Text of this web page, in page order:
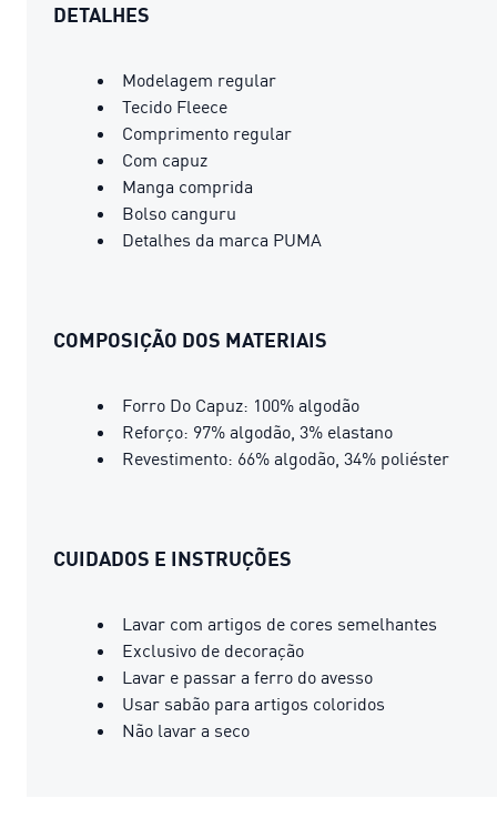
DETALHES
Modelagem regular
Tecido Fleece
Comprimento regular
Com capuz
Manga comprida
Bolso canguru
Detalhes da marca PUMA
COMPOSIÇÃO DOS MATERIAIS
Forro Do Capuz: 100% algodão
Reforço: 97% algodão, 3% elastano
Revestimento: 66% algodão, 34% poliéster
CUIDADOS E INSTRUÇÕES
Lavar com artigos de cores semelhantes
Exclusivo de decoração
Lavar e passar a ferro do avesso
Usar sabão para artigos coloridos
Não lavar a seco